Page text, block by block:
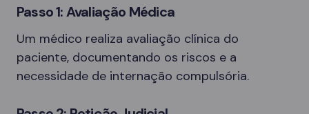
Passo 1: Avaliação Médica
Um médico realiza avaliação clínica do
paciente, documentando os riscos e a
necessidade de internação compulsória.